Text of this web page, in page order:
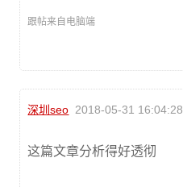
跟帖来自电脑端
深圳seo 2018-05-31 16:04:28
这篇文章分析得好透彻